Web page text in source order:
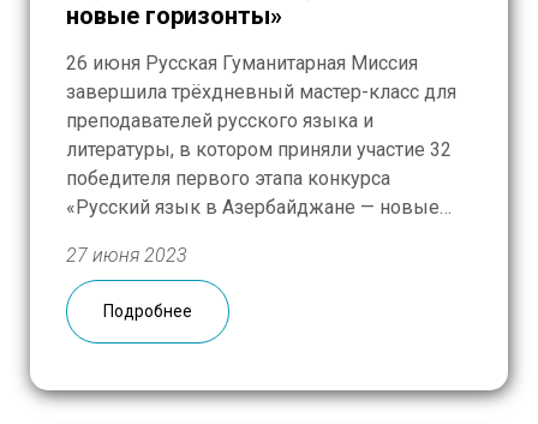
новые горизонты»
26 июня Русская Гуманитарная Миссия
завершила трёхдневный мастер-класс для
преподавателей русского языка и
литературы, в котором приняли участие 32
победителя первого этапа конкурса
«Русский язык в Азербайджане — новые
презентация Ларисы Новиковой, доктора
педагогических наук, зав. кафедрой
русского языка и культуры речи
Российского государственного
актуальную тему
27 июня 2023
Подробнее